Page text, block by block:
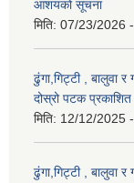
आशयको सूचना
मिति: 07/23/2026
ढुंगा,गिट्टी , बालुवा
दोस्रो पटक
मिति: 12/12/2025
ढुंगा,गिट्टी , बालुवा